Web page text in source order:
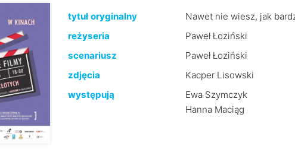
tytuł oryginalny
Nawet nie wiesz, jak
reżyseria
Paweł Łoziński
scenariusz
Paweł Łoziński
zdjęcia
Kacper Lisowski
występują
Ewa Szymczyk
Hanna Maciąg